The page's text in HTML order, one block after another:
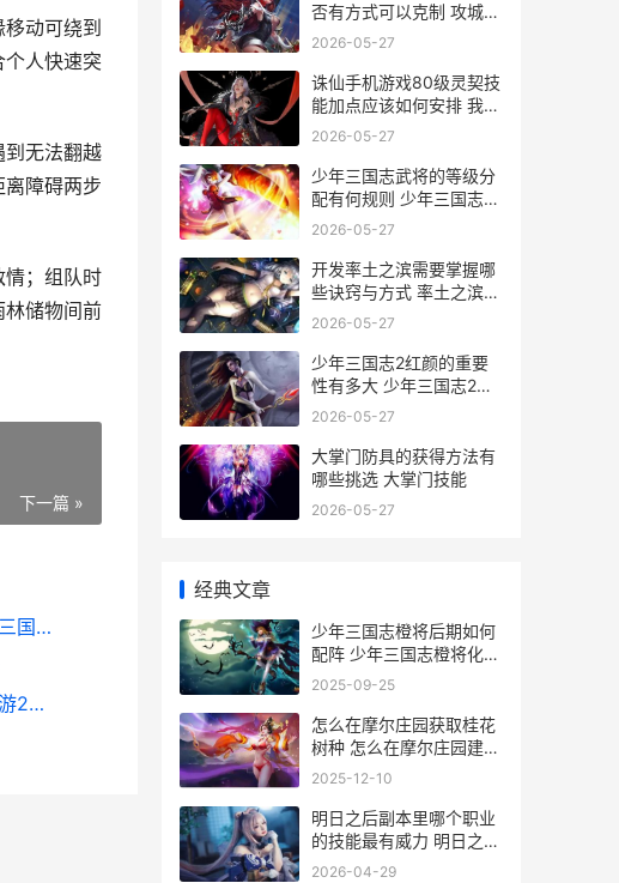
动可绕到
人快速突
到无法翻越
障碍两步
情；组队时
林储物间前
下一篇 »
曹节在少年三国志2里需要用哪种神器 少年三国志魏国曹操阵容
乱斗西游2中的物理英雄有哪些主推 乱斗西游2阵容搭配排行榜
否有方式可以克制 攻城掠
地宋宪
2026-05-27
诛仙手机游戏80级灵契技
能加点应该如何安排 我想
看诛仙手游
2026-05-27
少年三国志武将的等级分
配有何规则 少年三国志武
将时装在哪更换
2026-05-27
开发率土之滨需要掌握哪
些诀窍与方式 率土之滨开
发提升几级
2026-05-27
少年三国志2红颜的重要
性有多大 少年三国志2红
颜貂蝉泡温泉
2026-05-27
大掌门防具的获得方法有
哪些挑选 大掌门技能
2026-05-27
经典文章
少年三国志橙将后期如何
配阵 少年三国志橙将化神
一览表
2025-09-25
怎么在摩尔庄园获取桂花
树种 怎么在摩尔庄园建房
子
2025-12-10
明日之后副本里哪个职业
的技能最有威力 明日之后
各副本
2026-04-29